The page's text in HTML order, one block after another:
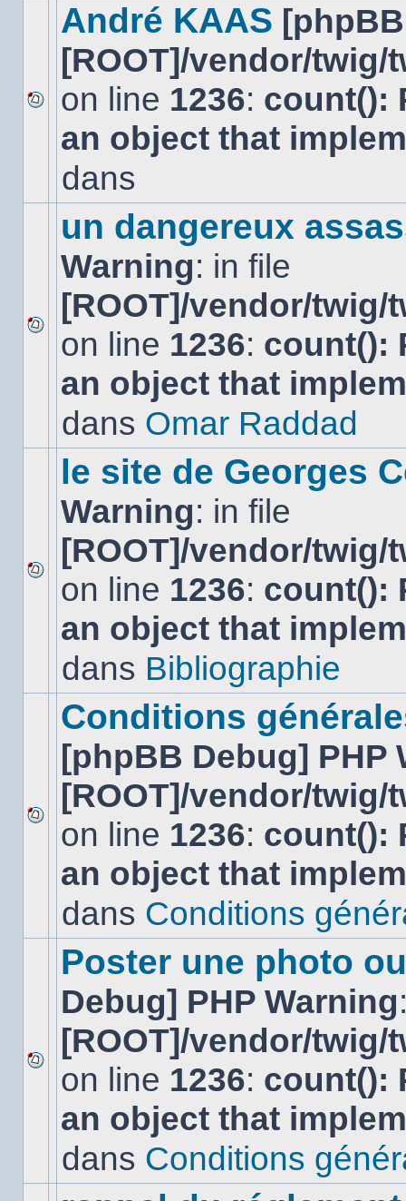
sujet.
Aucun
nouveau
message
sujet.
André KAAS
[ROOT]/vendor/
on line 1236: count():
an object that
dans
Aucun
nouveau
message
non-
dans
sujet.
un dangereux
Warning: in file
[ROOT]/vendor/
on line 1236: count():
an object that
dans Omar Raddad
Aucun
nouveau
message
non-
dans
le site de Georges
Warning: in file
[ROOT]/vendor/
on line 1236: count():
an object that
dans Bibliographie
Aucun
nouveau
message
non-
dans
Conditions
[phpBB Debug] PHP
[ROOT]/vendor/
on line 1236: count():
an object that
dans Conditions
Aucun
nouveau
message
non-
dans
Poster une photo
Debug] PHP Warning
[ROOT]/vendor/
on line 1236: count():
an object that
dans Conditions